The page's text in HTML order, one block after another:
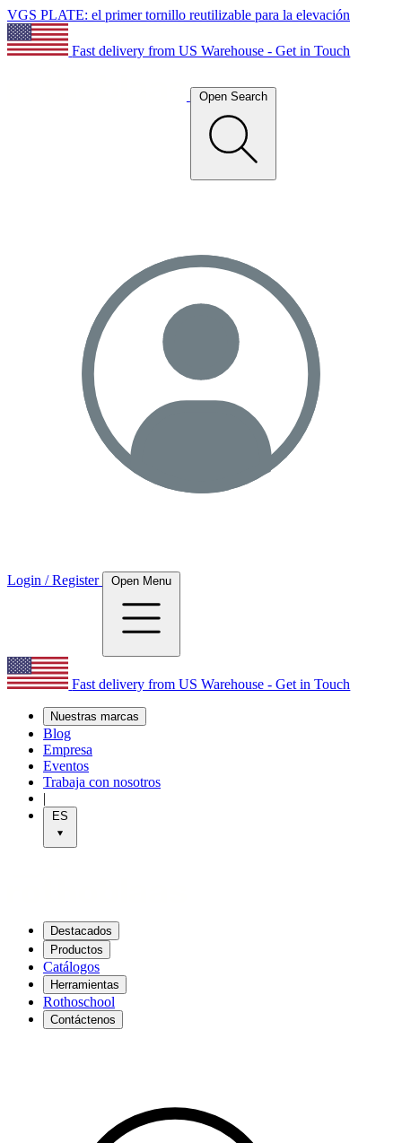
VGS PLATE: el primer tornillo reutilizable para la elevación
Fast delivery from US Warehouse - Get in Touch
Open Search
Login / Register Open Menu
Fast delivery from US Warehouse - Get in Touch
Nuestras marcas
Blog
Empresa
Eventos
Trabaja con nosotros
|
ES
Destacados
Productos
Catálogos
Herramientas
Rothoschool
Contáctenos